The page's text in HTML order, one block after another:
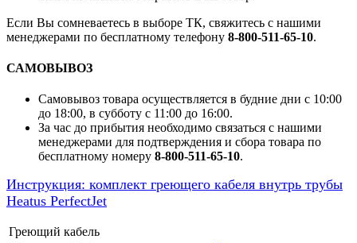
Если Вы сомневаетесь в выборе ТК, свяжитесь с нашими
менеджерами по бесплатному телефону 8-800-511-65-10.
САМОВЫВОЗ
Самовывоз товара осуществляется в будние дни с 10:00
до 18:00, в субботу с 11:00 до 16:00.
За час до прибытия необходимо связаться с нашими
менеджерами для подтверждения и сбора товара по
бесплатному номеру 8-800-511-65-10.
Инструкция: комплект греющего кабеля внутрь трубы
Heatus PerfectJet
Греющий кабель